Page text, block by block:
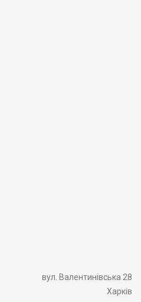
вул. Валентинівська 28
Харків